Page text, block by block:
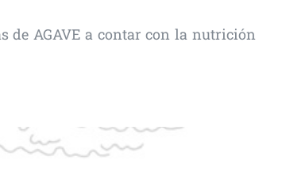
de AGAVE a contar con la nutrición